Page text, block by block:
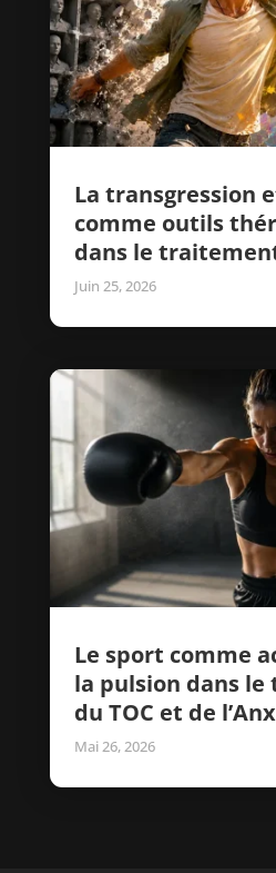
La transgression
comme outils
dans le
Juin 25, 2026
Le sport comme
la pulsion dans
du TOC et de
Mai 26, 2026